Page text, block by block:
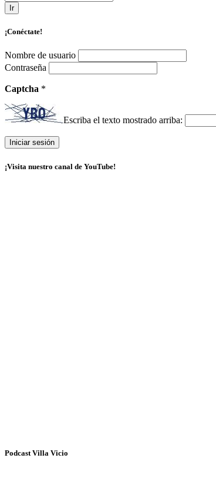
Ir
¡Conéctate!
Nombre de usuario
Contraseña
Captcha *
Escriba el texto mostrado arriba:
¡Visita nuestro canal de YouTube!
Podcast Villa Vicio